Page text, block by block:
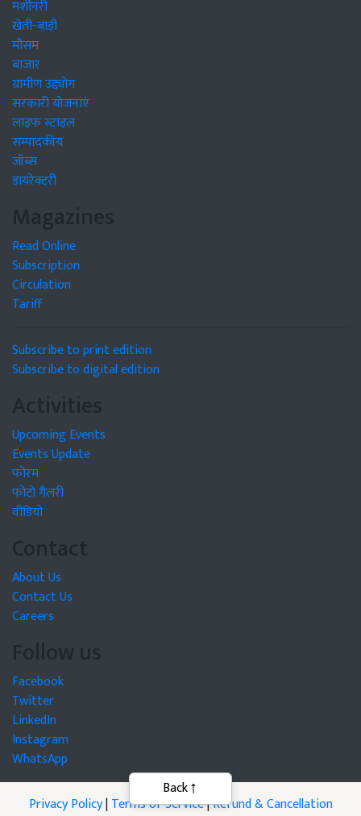
मशीनरी
खेती-बाड़ी
मौसम
बाजार
ग्रामीण उद्द्योग
सरकारी योजनाएं
लाइफ स्टाइल
सम्पादकीय
जॉब्स
डायरेक्टरी
Magazines
Read Online
Subscription
Circulation
Tariff
Subscribe to print edition
Subscribe to digital edition
Activities
Upcoming Events
Events Update
फोरम
फोटो गैलरी
वीडियो
Contact
About Us
Contact Us
Careers
Follow us
Facebook
Twitter
LinkedIn
Instagram
WhatsApp
Privacy Policy|Terms of Service|Refund & Cancellation